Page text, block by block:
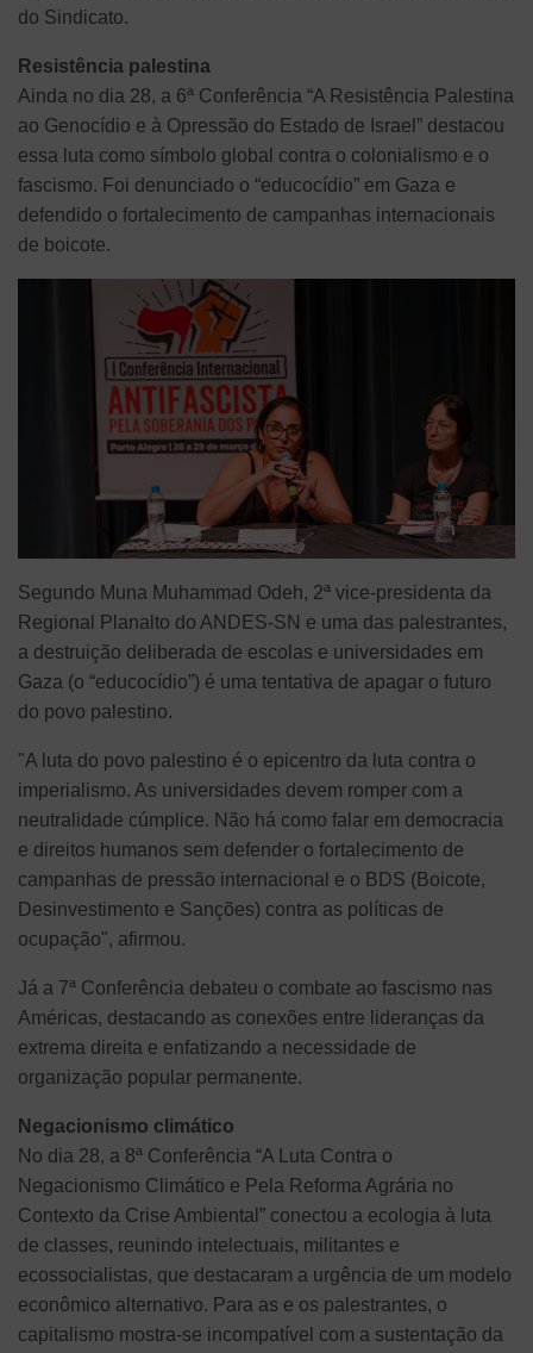
do Sindicato.
Resistência palestina
Ainda no dia 28, a 6ª Conferência “A Resistência Palestina
ao Genocídio e à Opressão do Estado de Israel” destacou
essa luta como símbolo global contra o colonialismo e o
fascismo. Foi denunciado o “educocídio” em Gaza e
defendido o fortalecimento de campanhas internacionais
de boicote.
Segundo Muna Muhammad Odeh, 2ª vice-presidenta da
Regional Planalto do ANDES-SN e uma das palestrantes,
a destruição deliberada de escolas e universidades em
Gaza (o “educocídio”) é uma tentativa de apagar o futuro
do povo palestino.
"A luta do povo palestino é o epicentro da luta contra o
imperialismo. As universidades devem romper com a
neutralidade cúmplice. Não há como falar em democracia
e direitos humanos sem defender o fortalecimento de
campanhas de pressão internacional e o BDS (Boicote,
Desinvestimento e Sanções) contra as políticas de
ocupação", afirmou.
Já a 7ª Conferência debateu o combate ao fascismo nas
Américas, destacando as conexões entre lideranças da
extrema direita e enfatizando a necessidade de
organização popular permanente.
Negacionismo climático
No dia 28, a 8ª Conferência “A Luta Contra o
Negacionismo Climático e Pela Reforma Agrária no
Contexto da Crise Ambiental” conectou a ecologia à luta
de classes, reunindo intelectuais, militantes e
ecossocialistas, que destacaram a urgência de um modelo
econômico alternativo. Para as e os palestrantes, o
capitalismo mostra-se incompatível com a sustentação da